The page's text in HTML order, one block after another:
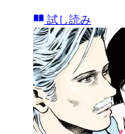
試し読み